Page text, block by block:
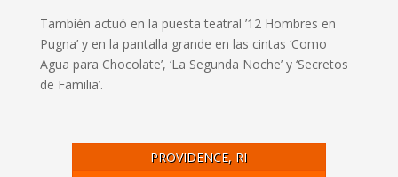
También actuó en la puesta teatral ’12 Hombres en
Pugna’ y en la pantalla grande en las cintas ‘Como
Agua para Chocolate’, ‘La Segunda Noche’ y ‘Secretos
de Familia’.
PROVIDENCE, RI